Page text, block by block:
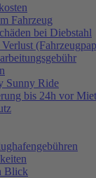
Fahrzeug
bei Diebstahl
Sunny Ride
bis 24h vor
Blick